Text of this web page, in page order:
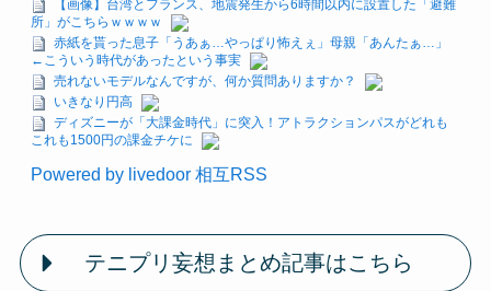
【画像】台湾とフランス、地震発生から6時間以内に設置した「避難
所」がこちらｗｗｗｗ
赤紙を貰った息子「うあぁ…やっぱり怖えぇ」母親「あんたぁ…」
←こういう時代があったという事実
売れないモデルなんですが、何か質問ありますか？
いきなり円高
ディズニーが「大課金時代」に突入！アトラクションパスがどれも
これも1500円の課金チケに
Powered by livedoor 相互RSS
テニプリ妄想まとめ記事はこちら